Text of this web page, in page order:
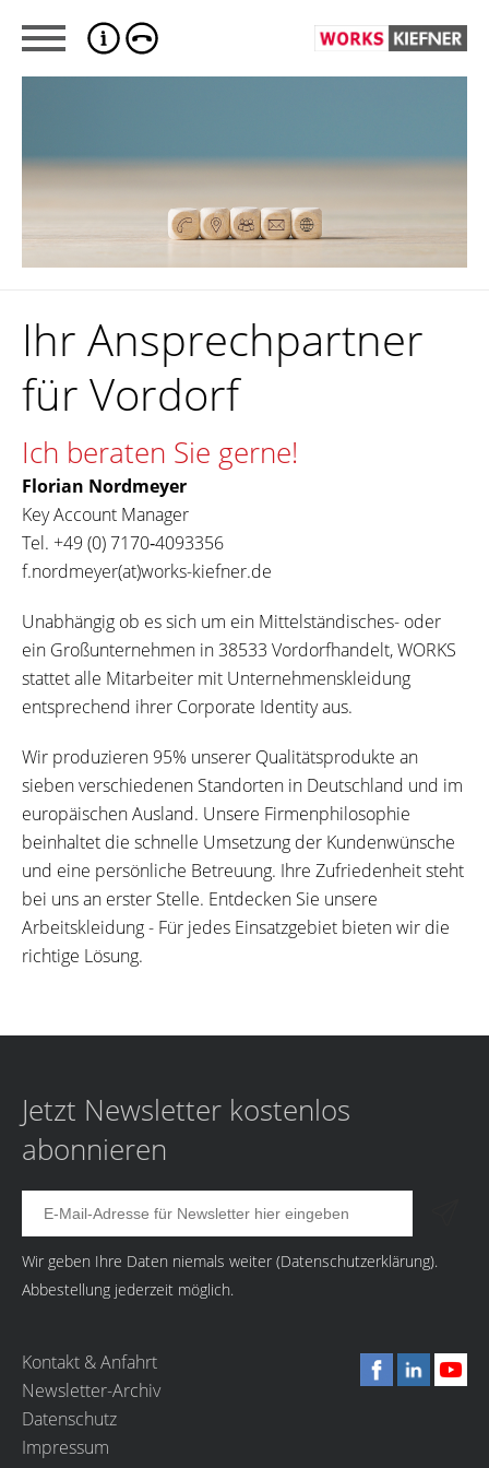
Ihr Ansprechpartner
für Vordorf
Ich beraten Sie gerne!
Florian Nordmeyer
Key Account Manager
Tel. +49 (0) 7170‐4093356
f.nordmeyer(at)works-kiefner.de
Unabhängig ob es sich um ein Mittelständisches- oder
ein Großunternehmen in 38533 Vordorfhandelt, WORKS
stattet alle Mitarbeiter mit Unternehmenskleidung
entsprechend ihrer Corporate Identity aus.
Wir produzieren 95% unserer Qualitätsprodukte an
sieben verschiedenen Standorten in Deutschland und im
europäischen Ausland. Unsere Firmenphilosophie
beinhaltet die schnelle Umsetzung der Kundenwünsche
und eine persönliche Betreuung. Ihre Zufriedenheit steht
bei uns an erster Stelle. Entdecken Sie unsere
Arbeitskleidung - Für jedes Einsatzgebiet bieten wir die
richtige Lösung.
Jetzt Newsletter kostenlos
abonnieren
Wir geben Ihre Daten niemals weiter (Datenschutzerklärung).
Abbestellung jederzeit möglich.
Kontakt & Anfahrt
Newsletter-Archiv
Datenschutz
Impressum